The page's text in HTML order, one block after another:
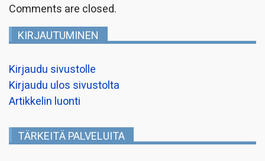
Comments are closed.
KIRJAUTUMINEN
Kirjaudu sivustolle
Kirjaudu ulos sivustolta
Artikkelin luonti
TÄRKEITÄ PALVELUITA